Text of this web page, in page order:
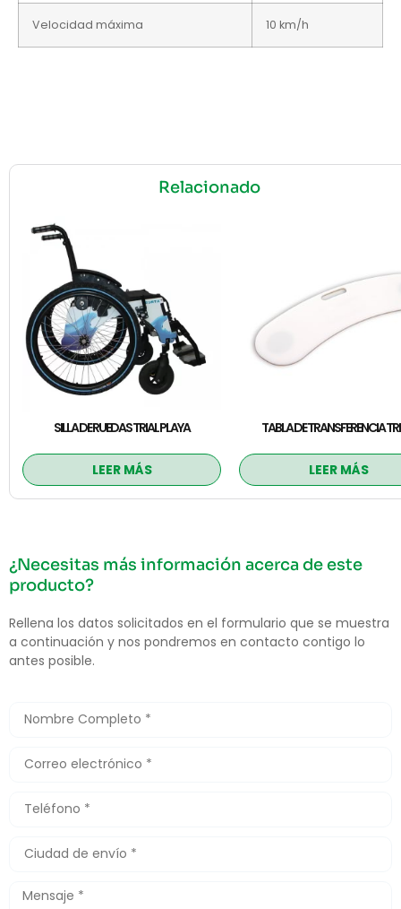
Relacionado
SILLA DE RUEDAS TRIAL PLAYA
LEER MÁS
TABLA DE TRANSFERENCIA
LEER MÁS
Velocidad máxima 10 km/h
¿Necesitas más información acerca de este
producto?
Rellena los datos solicitados en el formulario que se muestra
a continuación y nos pondremos en contacto contigo lo
antes posible.